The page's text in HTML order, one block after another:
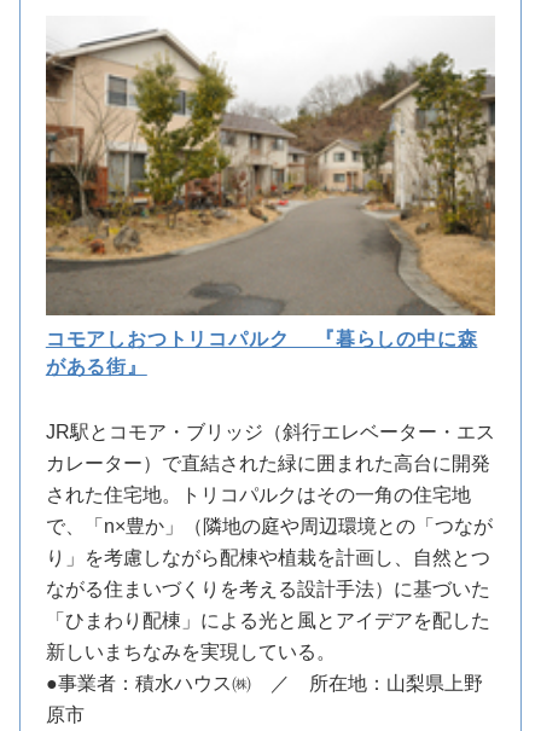
コモアしおつトリコパルク 『暮らしの中に森
がある街』
JR駅とコモア・ブリッジ（斜行エレベーター・エス
カレーター）で直結された緑に囲まれた高台に開発
された住宅地。トリコパルクはその一角の住宅地
で、「n×豊か」（隣地の庭や周辺環境との「つなが
り」を考慮しながら配棟や植栽を計画し、自然とつ
ながる住まいづくりを考える設計手法）に基づいた
「ひまわり配棟」による光と風とアイデアを配した
新しいまちなみを実現している。
●事業者：積水ハウス㈱ ／ 所在地：山梨県上野
原市